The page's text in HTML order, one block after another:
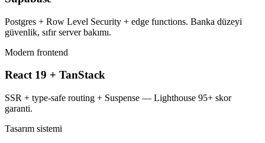
Postgres + Row Level Security + edge functions. Banka düzeyi
güvenlik, sıfır server bakımı.
Modern frontend
React 19 + TanStack
SSR + type-safe routing + Suspense — Lighthouse 95+ skor
garanti.
Tasarım sistemi